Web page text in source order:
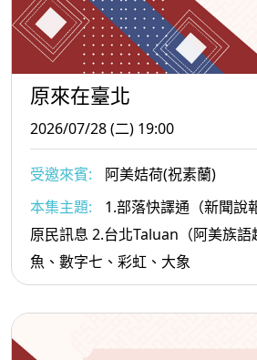
原來在臺北
2026/07/28 (二) 19:00
受邀來賓:
阿美姞荷(祝素蘭)
本集主題:
1.部落快譯通（新聞說
原民訊息 2.台北Taluan（阿美族語趣味教學）：鯨
魚、數字七、彩虹、大象